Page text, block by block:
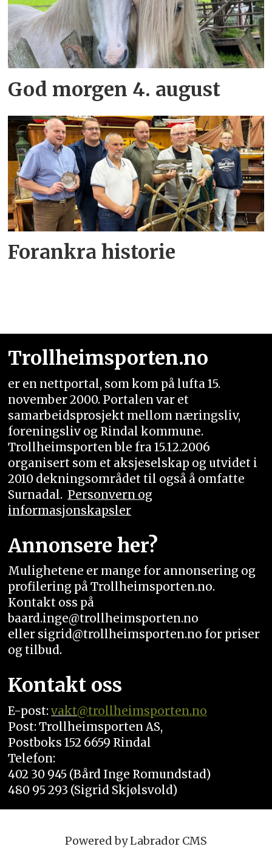
God morgen 4. august
Forankra historie
Trollheimsporten.no
er en nettportal, som kom på lufta 15.
november 2000. Portalen var et
samarbeidsprosjekt mellom næringsliv,
foreningsliv og Rindal kommune.
Trollheimsporten ble fra 15.12.2006
organisert som et aksjeselskap og utvidet i
2010 dekningsområdet til også å omfatte
Surnadal. Personvern og
informasjonskapsler
Annonsere her?
Mulighetene er mange for annonsering og
profilering på Trollheimsporten.no.
Kontakt oss på
baard.inge@trollheimsporten.no
eller sigrid@trollheimsporten.no for priser
og tilbud.
Kontakt oss
E-post:vakt@trollheimsporten.no
Post: Trollheimsporten AS,
Postboks 152 6659 Rindal
Telefon:
402 30 945 (Bård Inge Romundstad)
480 95 293 (Sigrid Skjølsvold)
Powered by Labrador CMS